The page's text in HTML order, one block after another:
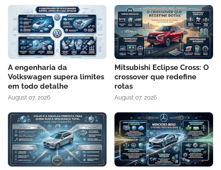
A engenharia da
Volkswagen supera limites
em todo detalhe
August 07, 2026
Mitsubishi Eclipse Cross: O
crossover que redefine
rotas
August 07, 2026